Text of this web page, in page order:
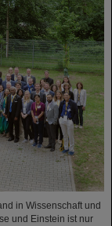
in Wissenschaft und
und Einstein ist nur